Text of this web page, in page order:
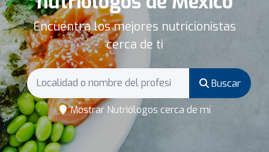
Encuentra los mejores nutricionistas
cerca de ti
Buscar
Mostrar Nutriólogos cerca de mí